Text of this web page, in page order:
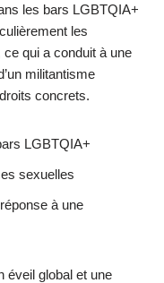
les bars LGBTQIA+
les
qui a conduit à une
militantisme
concrets.
LGBTQIA+
sexuelles
à une
éveil global et une